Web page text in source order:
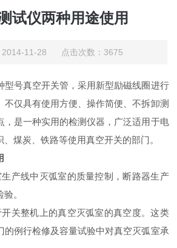
试仪两种用途使用
2014-11-28 点击次数：3675
型号真空开关管，采用新型励磁线圈进行
不仅具有使用方便、操作简便、不拆卸测
，是一种实用的检测仪器，广泛适用于电
煤炭、铁路等使用真空开关的部门。
生产线中灭弧室的质量控制，断路器生产
。
开关整机上的真空灭弧室的真空度。这类
的例行检修及容量试验中对真空灭弧室承